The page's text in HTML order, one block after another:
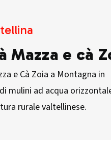
Mazza e cà
e Cà Zoia a Montagna in
mulini ad acqua
rurale valtellinese.